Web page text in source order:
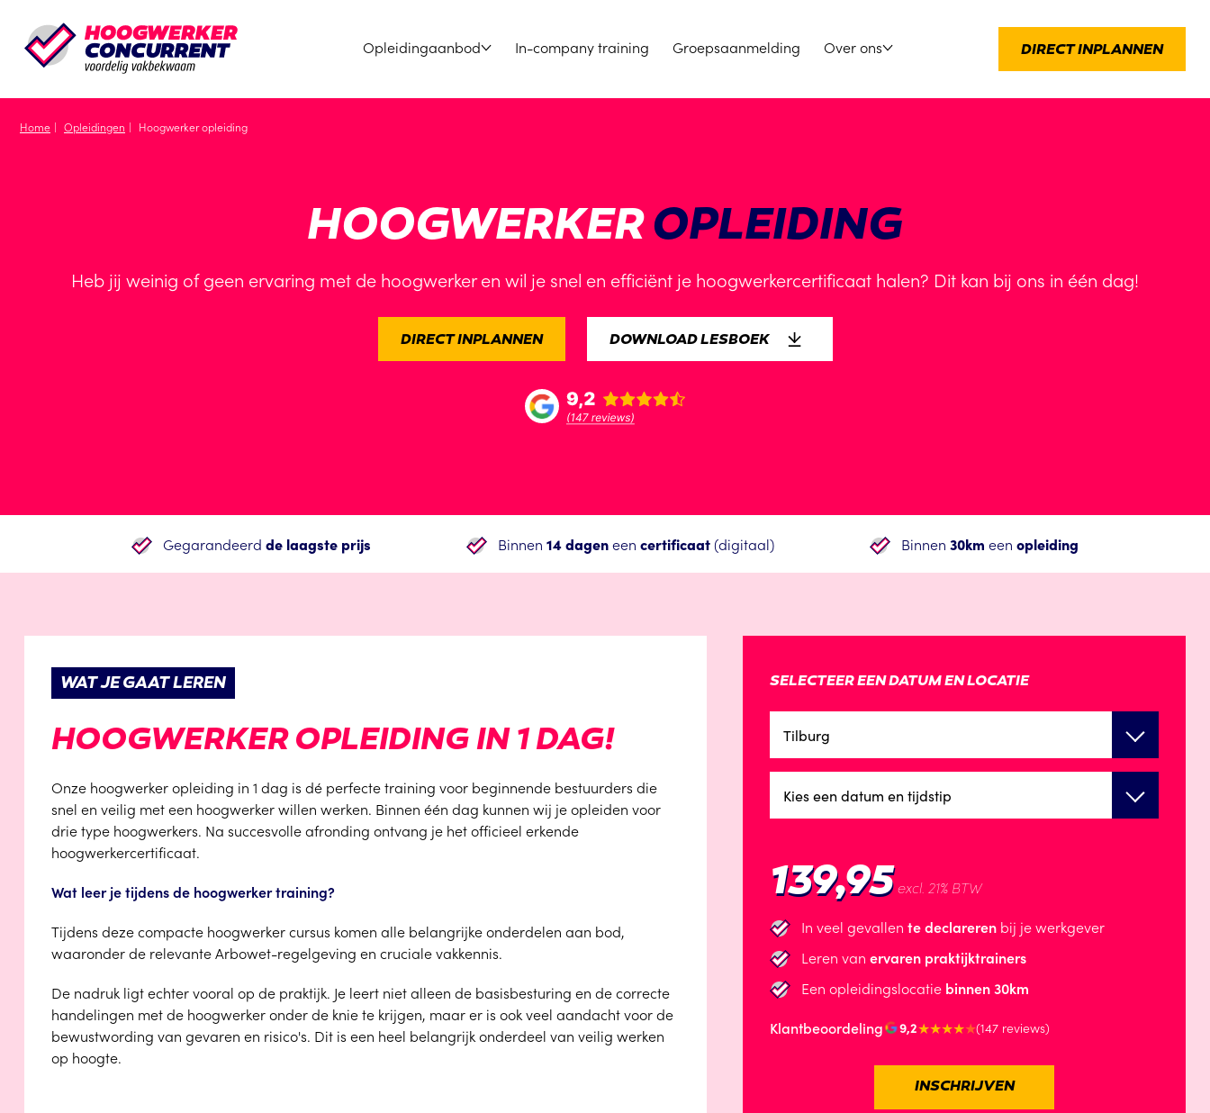
Opleidingaanbod In-company training Groepsaanmelding Over ons DIRECT INPLANNEN
Home Opleidingen Hoogwerker opleiding
HOOGWERKEROPLEIDING
Heb jij weinig of geen ervaring met de hoogwerker en wil je snel en efficiënt je hoogwerkercertificaat halen? Dit kan bij ons in één dag!
DIRECT INPLANNEN DOWNLOAD LESBOEK
Gegarandeerd de laagste prijs Binnen 14 dageneen certificaat(digitaal) Binnen 30km een opleiding
WAT JE GAAT LEREN
HOOGWERKER OPLEIDING IN 1 DAG!
Onze hoogwerker opleiding in 1 dag is dé perfecte training voor beginnende bestuurders die
snel en veilig met een hoogwerker willen werken. Binnen één dag kunnen wij je opleiden voor
drie type hoogwerkers. Na succesvolle afronding ontvang je het officieel erkende
hoogwerkercertificaat.
Wat leer je tijdens de hoogwerker training?
Tijdens deze compacte hoogwerker cursus komen alle belangrijke onderdelen aan bod,
waaronder de relevante Arbowet-regelgeving en cruciale vakkennis.
De nadruk ligt echter vooral op de praktijk. Je leert niet alleen de basisbesturing en de correcte
handelingen met de hoogwerker onder de knie te krijgen, maar er is ook veel aandacht voor de
bewustwording van gevaren en risico's. Dit is een heel belangrijk onderdeel van veilig werken
op hoogte.
SELECTEER EEN DATUM EN LOCATIE
Tilburg
Kies een datum en tijdstip
139,95excl. 21% BTW
In veel gevallen te declareren bij je werkgever
Leren van ervaren praktijktrainers
Een opleidingslocatie binnen 30km
Klantbeoordeling
9,2★★★★★(147 reviews)
INSCHRIJVEN